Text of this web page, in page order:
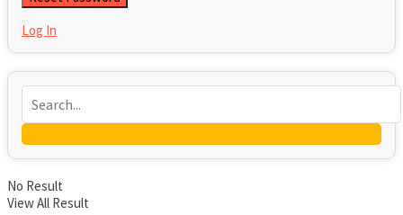
Log In
No Result
View All Result